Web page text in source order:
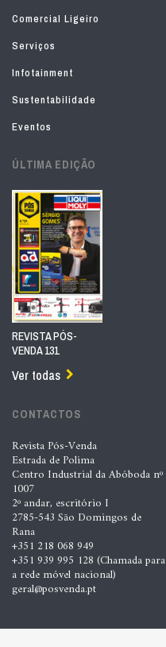
Comercial Ligeiro
Serviços
Infotainment
Sustentabilidade
Eventos
ÚLTIMA EDIÇÃO
REVISTA PÓS-
VENDA 131
Ver todas
CONTACTOS
Revista Pós-Venda
Estrada de Polima
Centro Industrial da Abóboda nº
1007
2º andar, escritório I
2785-543 São Domingos de
Rana
+351 218 068 949
+351 939 995 128 (Chamada para
a rede móvel nacional)
geral@posvenda.pt